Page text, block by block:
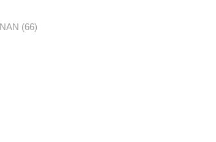
(66)